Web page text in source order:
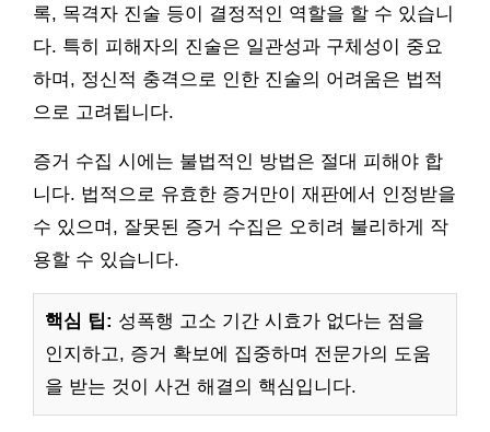
록, 목격자 진술 등이 결정적인 역할을 할 수 있습니
다. 특히 피해자의 진술은 일관성과 구체성이 중요
하며, 정신적 충격으로 인한 진술의 어려움은 법적
으로 고려됩니다.
증거 수집 시에는 불법적인 방법은 절대 피해야 합
니다. 법적으로 유효한 증거만이 재판에서 인정받을
수 있으며, 잘못된 증거 수집은 오히려 불리하게 작
용할 수 있습니다.
핵심 팁: 성폭행 고소 기간 시효가 없다는 점을
인지하고, 증거 확보에 집중하며 전문가의 도움
을 받는 것이 사건 해결의 핵심입니다.